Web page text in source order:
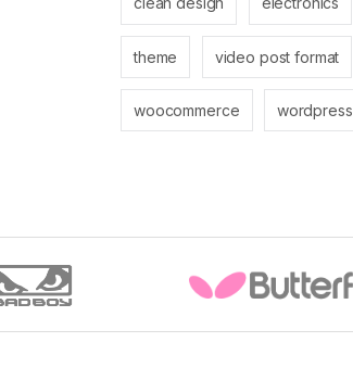
theme video post format
woocommerce wordpress